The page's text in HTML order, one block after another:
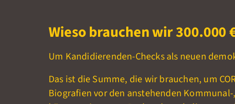
Wieso brauchen wir 300.000
Um Kandidierenden-Checks als neuen
Das ist die Summe, die wir brauchen, um
Biografien vor den anstehenden